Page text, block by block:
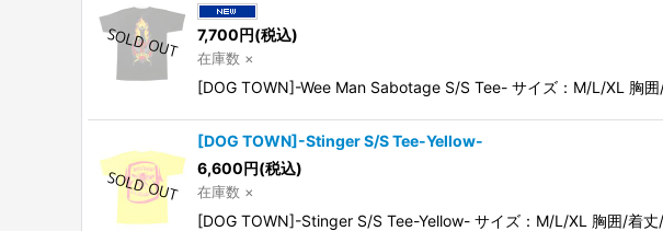
7,700円(税込)
在庫数 ×
[DOG TOWN]-Wee Man Sabotage S/S Tee- サイズ：M/L/XL
[DOG TOWN]-Stinger S/S Tee-Yellow-
6,600円(税込)
在庫数 ×
[DOG TOWN]-Stinger S/S Tee-Yellow- サイズ：M/L/XL 胸囲/着